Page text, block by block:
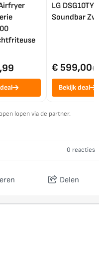
LG DSG10TY
Soundbar
€ 599,00€
Bekijk deal
lopen via de partner.
0 reacties
Delen